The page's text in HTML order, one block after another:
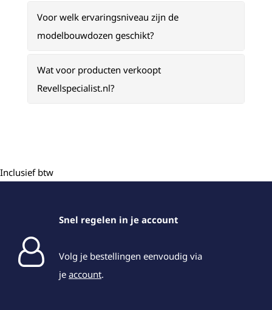
Voor welk ervaringsniveau zijn de
modelbouwdozen geschikt?
Wat voor producten verkoopt
Revellspecialist.nl?
Inclusief btw
Snel regelen in je account
Volg je bestellingen eenvoudig via
je account.